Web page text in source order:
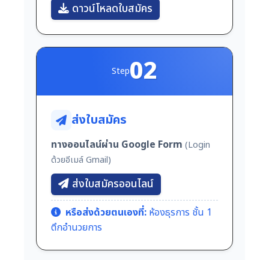
ดาวน์โหลดใบสมัคร
Step02
ส่งใบสมัคร
ทางออนไลน์ผ่าน Google Form (Login
ด้วยอีเมล์ Gmail)
ส่งใบสมัครออนไลน์
หรือส่งด้วยตนเองที่: ห้องธุรการ ชั้น 1
ตึกอำนวยการ